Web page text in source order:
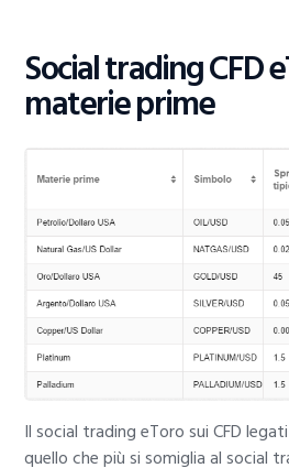
Social trading CFD
materie prime
Il social trading eToro sui CFD
quello che più si somiglia al social